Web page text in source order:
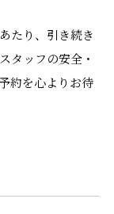
たり、引き続き
タッフの安全・
約を心よりお待